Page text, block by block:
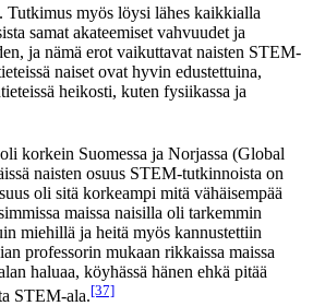
Tutkimus myös löysi lähes kaikkialla
samat akateemiset vahvuudet ja
ja nämä erot vaikuttavat naisten STEM-
naiset ovat hyvin edustettuina,
heikosti, kuten fysiikassa ja
korkein Suomessa ja Norjassa (Global
naisten osuus STEM-tutkinnoista on
oli sitä korkeampi mitä vähäisempää
maissa naisilla oli tarkemmin
miehillä ja heitä myös kannustettiin
professorin mukaan rikkaissa maissa
haluaa, köyhässä hänen ehkä pitää
STEM-ala.[37]